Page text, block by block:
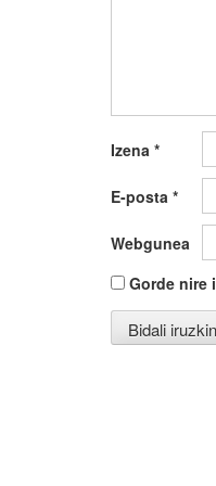
Izena *
E-posta *
Webgunea
Gorde nire